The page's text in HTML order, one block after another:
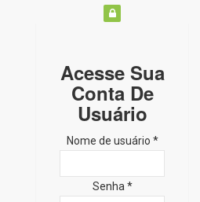
Acesse Sua
Conta De
Usuário
Nome de usuário *
Senha *